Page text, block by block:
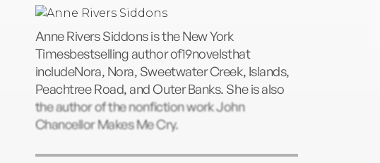
Anne Rivers Siddons is the New York
Timesbestselling author of19novelsthat
includeNora, Nora, Sweetwater Creek, Islands,
Peachtree Road, and Outer Banks. She is also
the author of the nonfiction work John
Chancellor Makes Me Cry.